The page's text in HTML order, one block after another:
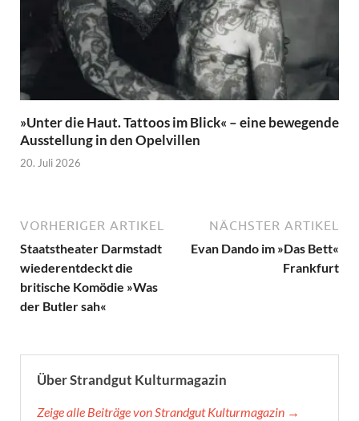
»Unter die Haut. Tattoos im Blick« – eine bewegende
Ausstellung in den Opelvillen
20. Juli 2026
VORHERIGER ARTIKEL
Staatstheater Darmstadt
wiederentdeckt die
britische Komödie »Was
der Butler sah«
NÄCHSTER ARTIKEL
Evan Dando im »Das Bett«
Frankfurt
Über Strandgut Kulturmagazin
Zeige alle Beiträge von Strandgut Kulturmagazin →